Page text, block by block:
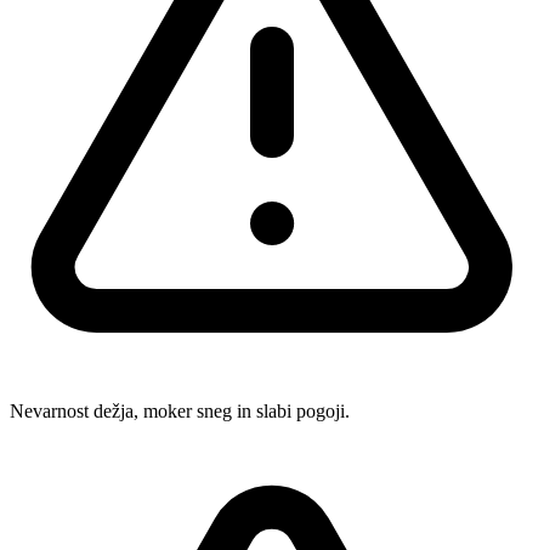
Nevarnost dežja, moker sneg in slabi pogoji.